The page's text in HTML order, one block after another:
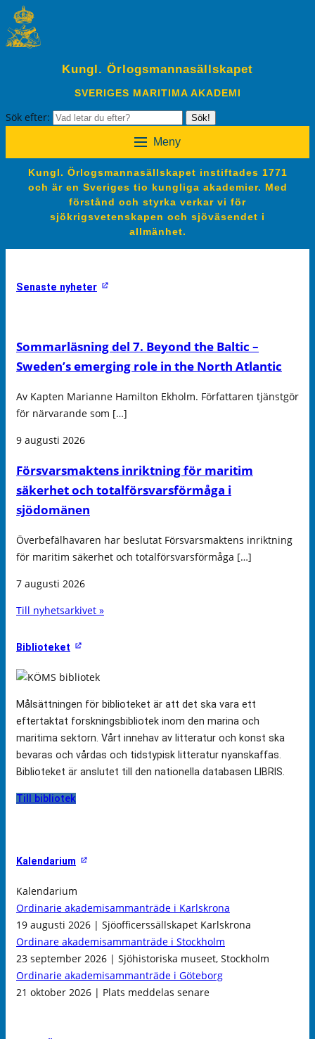
Kungl. Örlogsmannasällskapet
SVERIGES MARITIMA AKADEMI
Sök efter: Sök!
Meny
Kungl. Örlogsmannasällskapet instiftades 1771
och är en Sveriges tio kungliga akademier. Med
förstånd och styrka verkar vi för
sjökrigsvetenskapen och sjöväsendet i
allmänhet.
Senaste nyheter
Sommarläsning del 7. Beyond the Baltic –
Sweden’s emerging role in the North Atlantic
Av Kapten Marianne Hamilton Ekholm. Författaren tjänstgör
för närvarande som […]
9 augusti 2026
Försvarsmaktens inriktning för maritim
säkerhet och totalförsvarsförmåga i
sjödomänen
Överbefälhavaren har beslutat Försvarsmaktens inriktning
för maritim säkerhet och totalförsvarsförmåga […]
7 augusti 2026
Till nyhetsarkivet »
Biblioteket
Målsättningen för biblioteket är att det ska vara ett
eftertaktat forskningsbibliotek inom den marina och
maritima sektorn. Vårt innehav av litteratur och konst ska
bevaras och vårdas och tidstypisk litteratur nyanskaffas.
Biblioteket är anslutet till den nationella databasen LIBRIS.
Till bibliotek
Kalendarium
Kalendarium
Ordinarie akademisammanträde i Karlskrona
19 augusti 2026 | Sjöofficerssällskapet Karlskrona
Ordinare akademisammanträde i Stockholm
23 september 2026 | Sjöhistoriska museet, Stockholm
Ordinarie akademisammanträde i Göteborg
21 oktober 2026 | Plats meddelas senare